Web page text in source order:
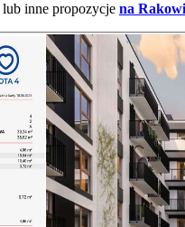
lub inne propozycje na